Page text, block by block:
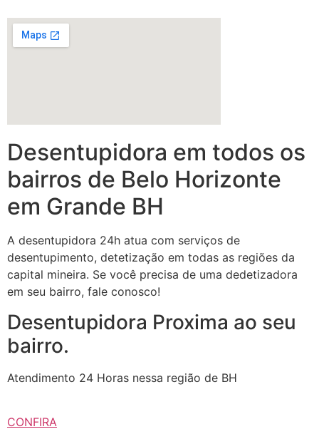
Desentupidora em todos os
bairros de Belo Horizonte
em Grande BH
A desentupidora 24h atua com serviços de
desentupimento, detetização em todas as regiões da
capital mineira. Se você precisa de uma dedetizadora
em seu bairro, fale conosco!
Desentupidora Proxima ao seu
bairro.
Atendimento 24 Horas nessa região de BH
CONFIRA